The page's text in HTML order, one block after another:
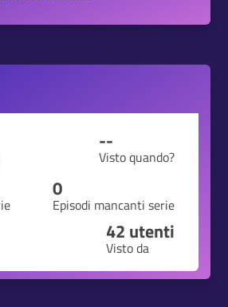
--
Visto quando?
0
Episodi mancanti serie
42 utenti
Visto da